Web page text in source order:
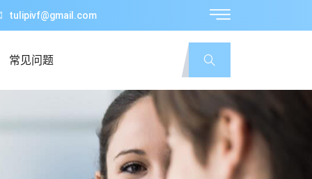
tulipivf@gmail.com
常见问题